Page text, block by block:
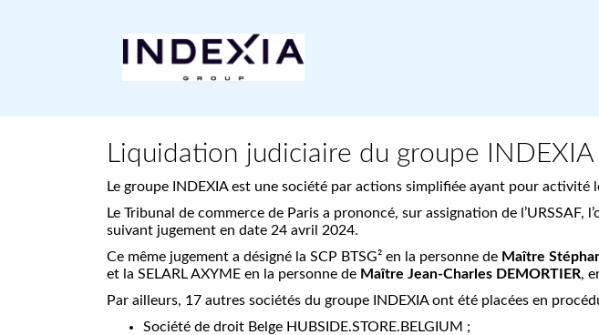
Liquidation judiciaire du groupe INDEXIA
Le groupe INDEXIA est une société par actions simplifiée ayant pour activité
Le Tribunal de commerce de Paris a prononcé, sur assignation de
suivant jugement en date 24 avril 2024.
Ce même jugement a désigné la SCP BTSG² en la personne de Maître
et la SELARL AXYME en la personne de Maître Jean-Charles DEMORTIER,
Par ailleurs, 17 autres sociétés du groupe INDEXIA ont été placées en
Société de droit Belge HUBSIDE.STORE.BELGIUM ;